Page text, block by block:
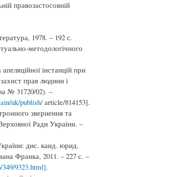
правозастосовній
1978. – 192 с.
методологічного
інстанцій при
прав людини і
№ 31720/02). –
uk/publish/article/814153].
звернення та
Ради України. –
дис. канд. юрид.
Франка, 2011. – 227 с. –
9323.html].